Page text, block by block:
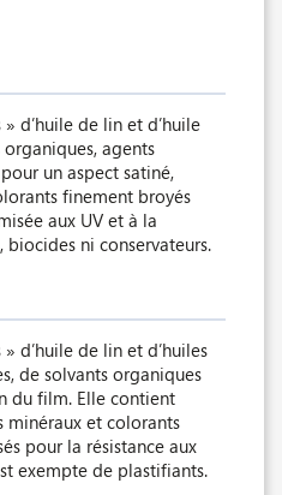
d’huile de lin et d’huile
agents
un aspect satiné,
finement broyés
aux UV et à la
biocides ni conservateurs.
d’huile de lin et d’huiles
de solvants organiques
du film. Elle contient
minéraux et colorants
pour la résistance aux
exempte de plastifiants.